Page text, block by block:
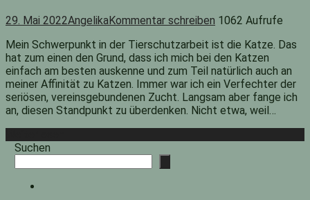
29. Mai 2022AngelikaKommentar schreiben 1062 Aufrufe
Mein Schwerpunkt in der Tierschutzarbeit ist die Katze. Das
hat zum einen den Grund, dass ich mich bei den Katzen
einfach am besten auskenne und zum Teil natürlich auch an
meiner Affinität zu Katzen. Immer war ich ein Verfechter der
seriösen, vereinsgebundenen Zucht. Langsam aber fange ich
an, diesen Standpunkt zu überdenken. Nicht etwa, weil…
Suchen